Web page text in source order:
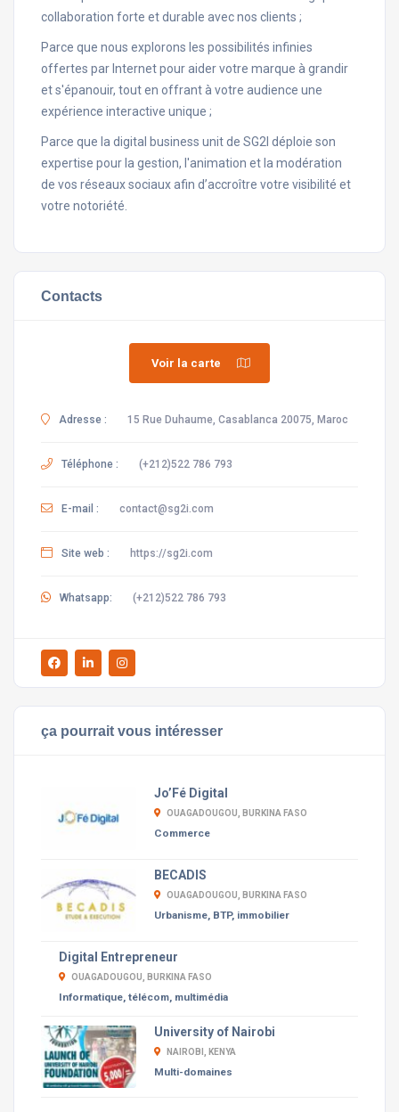
collaboration forte et durable avec nos clients ;
Parce que nous explorons les possibilités infinies
offertes par Internet pour aider votre marque à grandir
et s'épanouir, tout en offrant à votre audience une
expérience interactive unique ;
Parce que la digital business unit de SG2I déploie son
expertise pour la gestion, l'animation et la modération
de vos réseaux sociaux afin d’accroître votre visibilité et
votre notoriété.
Contacts
Voir la carte
Adresse : 15 Rue Duhaume, Casablanca 20075, Maroc
Téléphone : (+212)522 786 793
E-mail : contact@sg2i.com
Site web : https://sg2i.com
Whatsapp: (+212)522 786 793
ça pourrait vous intéresser
Jo’Fé Digital
OUAGADOUGOU, BURKINA FASO
Commerce
BECADIS
OUAGADOUGOU, BURKINA FASO
Urbanisme, BTP, immobilier
Digital Entrepreneur
OUAGADOUGOU, BURKINA FASO
Informatique, télécom, multimédia
University of Nairobi
NAIROBI, KENYA
Multi-domaines